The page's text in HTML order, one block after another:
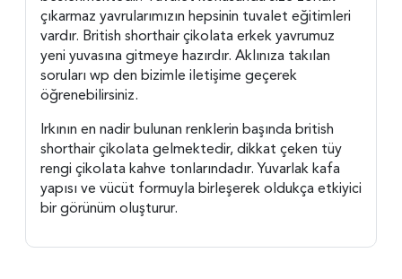
çıkarmaz yavrularımızın hepsinin tuvalet eğitimleri
vardır. British shorthair çikolata erkek yavrumuz
yeni yuvasına gitmeye hazırdır. Aklınıza takılan
soruları wp den bizimle iletişime geçerek
öğrenebilirsiniz.
Irkının en nadir bulunan renklerin başında british
shorthair çikolata gelmektedir, dikkat çeken tüy
rengi çikolata kahve tonlarındadır. Yuvarlak kafa
yapısı ve vücüt formuyla birleşerek oldukça etkiyici
bir görünüm oluşturur.